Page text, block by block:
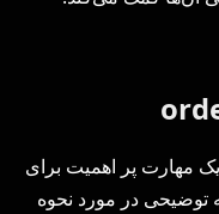
مهارت پر اهمیت برای
توضیحی در مورد نحوه